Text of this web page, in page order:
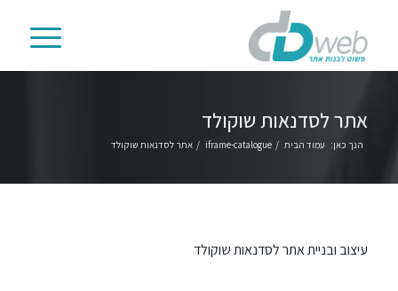
אתר לסדנאות שוקולד
הנך כאן: עמוד הבית /
iframe-catalogue
/ אתר לסדנאות שוקולד
עיצוב ובניית אתר לסדנאות שוקולד